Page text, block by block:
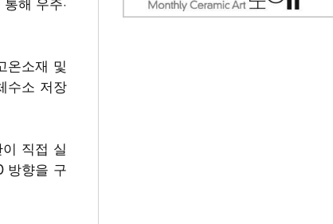
온소재 및
수소 저장
직접 실
방향을 구